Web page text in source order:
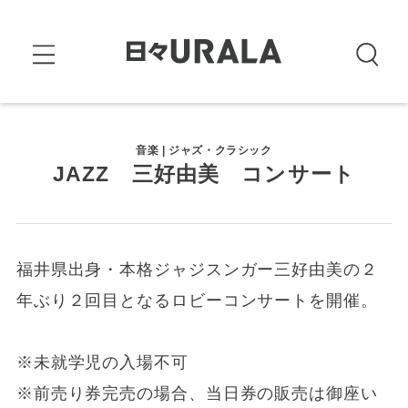
音楽 | ジャズ・クラシック
JAZZ 三好由美 コンサート
福井県出身・本格ジャジスンガー三好由美の２
年ぶり２回目となるロビーコンサートを開催。
※未就学児の入場不可
※前売り券完売の場合、当日券の販売は御座い